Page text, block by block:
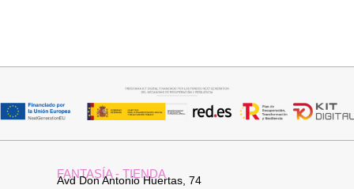
FANTASÍA - TIENDA
Avd Don Antonio Huertas, 74